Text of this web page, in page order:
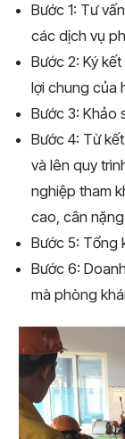
Bước 1: Tư
các dịch vụ
Bước 2: Ký
lợi chung của
Bước 3: Khảo
Bước 4: Từ
và lên quy
nghiệp tham
cao, cân
Bước 5: Tổng
Bước 6:
mà phòng